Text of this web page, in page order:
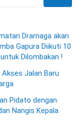
Dramaga akan
Gapura Diikuti 10
Dilombakan !
Jalan Baru
Pidato dengan
Nangis Kepala